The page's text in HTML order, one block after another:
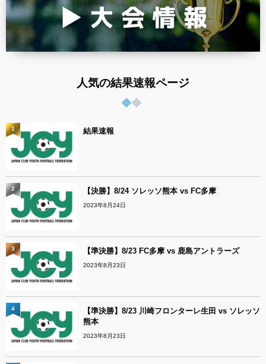
人気の結果速報ページ
結果速報
1
【決勝】8/24 ソレッソ熊本 vs FC多摩
2023年8月24日
2
【準決勝】8/23 FC多摩 vs 鹿島アントラーズ
2023年8月23日
3
【準決勝】8/23 川崎フロンターレ生田 vs ソレッソ
熊本
2023年8月23日
4